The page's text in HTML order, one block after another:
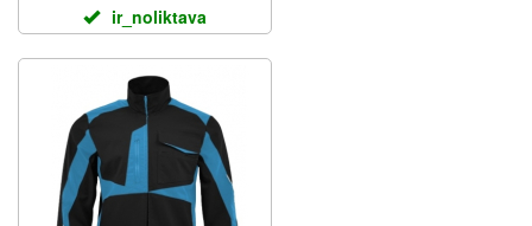
ir_noliktava